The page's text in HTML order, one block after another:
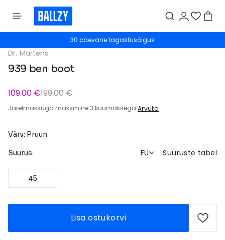
30 päevane tagastusõigus
Dr. Martens
939 ben boot
109.00 €199.00 €
Järelmaksuga maksmine 3 kuumaksega Arvuta
Värv: Pruun
Suurus: EU Suuruste tabel
45
Lisa ostukorvi